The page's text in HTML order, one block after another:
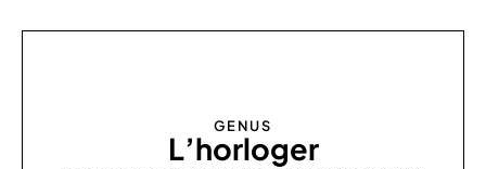
GENUS
L’horloger